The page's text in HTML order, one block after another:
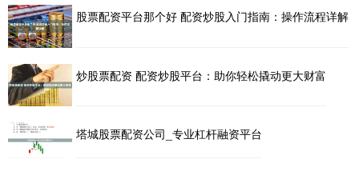
股票配资平台那个好 配资炒股入门指南：操作流程详解
炒股票配资 配资炒股平台：助你轻松撬动更大财富
塔城股票配资公司_专业杠杆融资平台